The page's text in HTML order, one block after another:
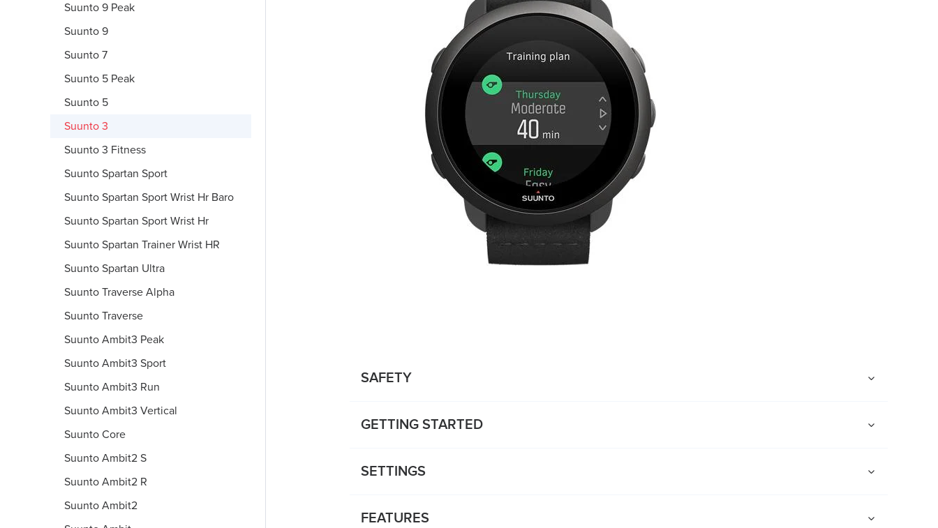
Suunto 9 Peak
Suunto 9
Suunto 7
Suunto 5 Peak
Suunto 5
Suunto 3
Suunto 3 Fitness
Suunto Spartan Sport
Suunto Spartan Sport Wrist Hr Baro
Suunto Spartan Sport Wrist Hr
Suunto Spartan Trainer Wrist HR
Suunto Spartan Ultra
Suunto Traverse Alpha
Suunto Traverse
Suunto Ambit3 Peak
Suunto Ambit3 Sport
Suunto Ambit3 Run
Suunto Ambit3 Vertical
Suunto Core
Suunto Ambit2 S
Suunto Ambit2 R
Suunto Ambit2
SAFETY
GETTING STARTED
SETTINGS
FEATURES